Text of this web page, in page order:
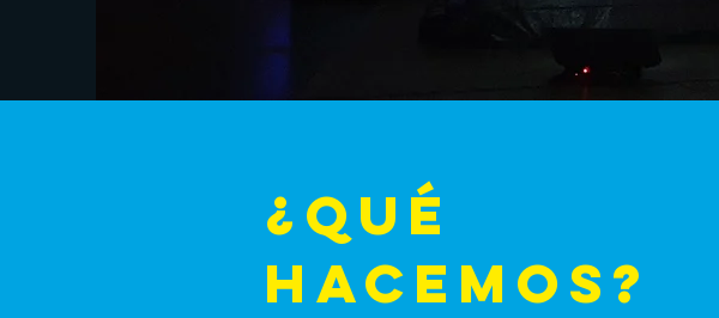
¿QUÉ
HACEMOS?